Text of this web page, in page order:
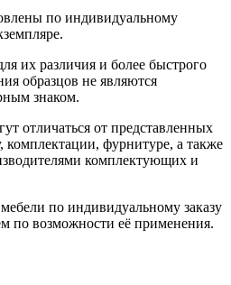
по индивидуальному
их различия и более быстрого
образцов не являются
знаком.
отличаться от представленных
комплектации, фурнитуре, а также
комплектующих и
по индивидуальному заказу
по возможности её применения.